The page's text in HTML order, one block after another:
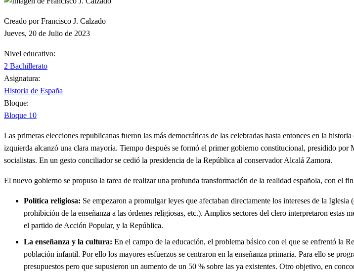
Creado por Francisco J. Calzado
Jueves, 20 de Julio de 2023
Nivel educativo:
2 Bachillerato
Asignatura:
Historia de España
Bloque:
Bloque 10
Las primeras elecciones republicanas fueron las más democráticas de las celebradas hasta entonces en la
izquierda alcanzó una clara mayoría. Tiempo después se formó el primer gobierno constitucional, presidido por
socialistas. En un gesto conciliador se cedió la presidencia de la República al conservador Alcalá Zamora.
El nuevo gobierno se propuso la tarea de realizar una profunda transformación de la realidad española, con el
Política religiosa: Se empezaron a promulgar leyes que afectaban directamente los intereses de la
prohibición de la enseñanza a las órdenes religiosas, etc.). Amplios sectores del clero interpretaron
el partido de Acción Popular, y la República.
La enseñanza y la cultura: En el campo de la educación, el problema básico con el que se enfrentó la
población infantil. Por ello los mayores esfuerzos se centraron en la enseñanza primaria. Para ello se
presupuestos pero que supusieron un aumento de un 50 % sobre las ya existentes. Otro objetivo, en